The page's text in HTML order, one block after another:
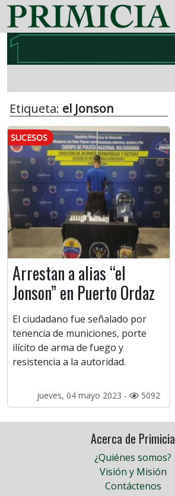
Etiqueta: el Jonson
SUCESOS
Arrestan a alias “el
Jonson” en Puerto Ordaz
El ciudadano fue señalado por
tenencia de municiones, porte
ilícito de arma de fuego y
resistencia a la autoridad.
jueves, 04 mayo 2023 - 5092
Acerca de Primicia
¿Quiénes somos?
Visión y Misión
Contáctenos